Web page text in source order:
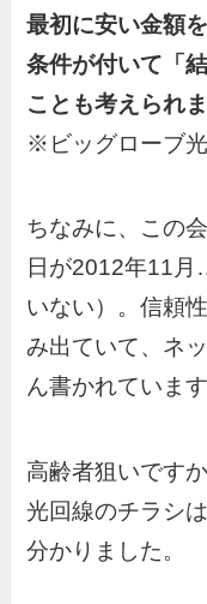
最初に安い金額
条件が付いて「
ことも考えられ
※ビッグローブ
ちなみに、この
日が2012年11
いない）。信頼
み出ていて、ネ
ん書かれています
高齢者狙いです
光回線のチラシ
分かりました。